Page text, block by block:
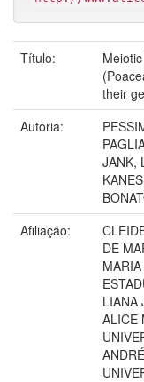
Título:
their
Autoria:
JANK,
Afiliação:
DE
LIANA
ALICE